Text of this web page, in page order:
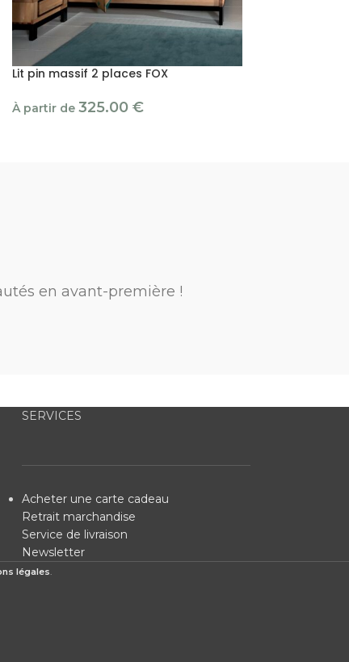
Lit pin massif 2 places FOX
À partir de 325.00 €
en avant-première !
SERVICES
Acheter une carte cadeau
Retrait marchandise
Service de livraison
Newsletter
légales